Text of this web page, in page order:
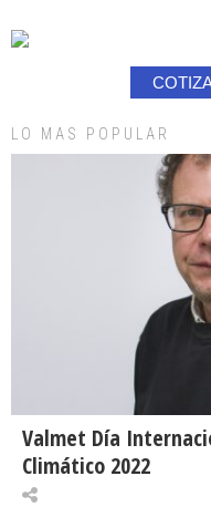
LO MAS POPULAR
Valmet Día
Climático 2022